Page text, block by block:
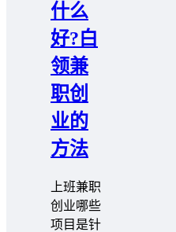
什么
好?白
领兼
职创
业的
方法
上班兼职
创业哪些
项目是针